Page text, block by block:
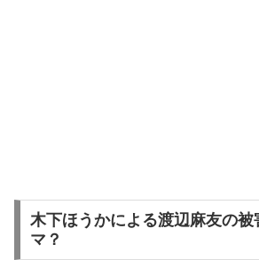
木下ほうかによる渡辺麻友の被
マ？